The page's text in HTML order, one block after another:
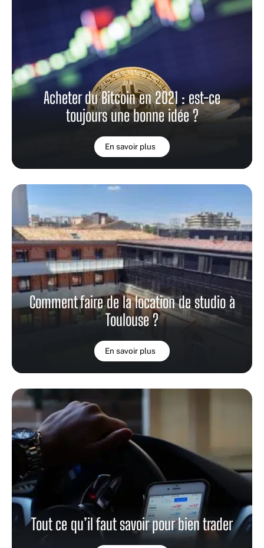
Acheter du Bitcoin en 2021 : est-ce
toujours une bonne idée ?
En savoir plus
Comment faire de la location de studio à
Toulouse ?
En savoir plus
Tout ce qu’il faut savoir pour bien trader